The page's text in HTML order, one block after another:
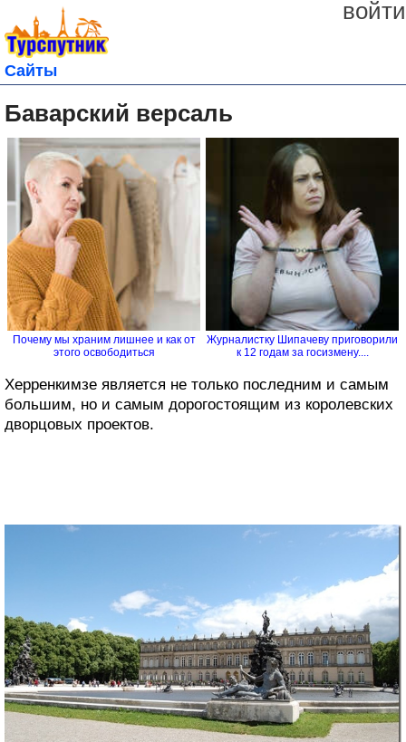
войти
Сайты
Баварский версаль
Почему мы храним лишнее и как от
этого освободиться
Журналистку Шипачеву приговорили
к 12 годам за госизмену....
Херренкимзе является не только последним и самым
большим, но и самым дорогостоящим из королевских
дворцовых проектов.